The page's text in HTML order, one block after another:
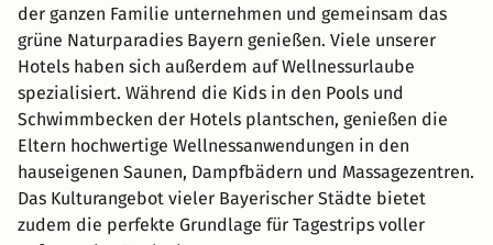
der ganzen Familie unternehmen und gemeinsam das
grüne Naturparadies Bayern genießen. Viele unserer
Hotels haben sich außerdem auf Wellnessurlaube
spezialisiert. Während die Kids in den Pools und
Schwimmbecken der Hotels plantschen, genießen die
Eltern hochwertige Wellnessanwendungen in den
hauseigenen Saunen, Dampfbädern und Massagezentren.
Das Kulturangebot vieler Bayerischer Städte bietet
zudem die perfekte Grundlage für Tagestrips voller